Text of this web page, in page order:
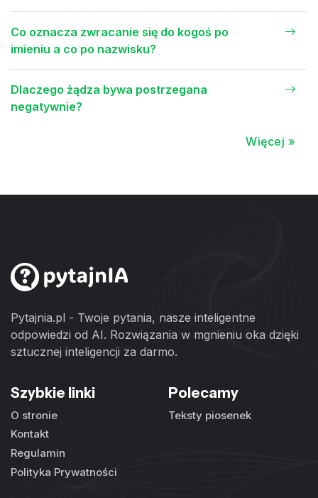
Co oznacza zwracanie się do kogoś po
imieniu a co po nazwisku?
Dlaczego żądza bywa postrzegana
negatywnie?
Więcej »
Pytajnia.pl - Twoje pytania, nasze inteligentne
odpowiedzi od AI. Rozwiązania w mgnieniu oka dzięki
sztucznej inteligencji za darmo.
Szybkie linki
O stronie
Kontakt
Regulamin
Polityka Prywatności
Polecamy
Teksty piosenek